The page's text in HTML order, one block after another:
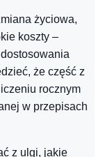
życiowa,
koszty –
że część z
rocznym
w przepisach
z ulgi, jakie